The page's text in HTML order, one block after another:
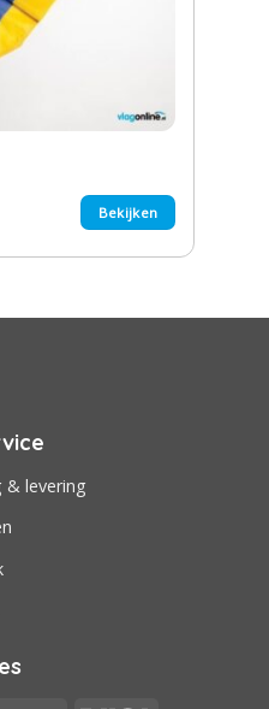
Bekijken
& levering